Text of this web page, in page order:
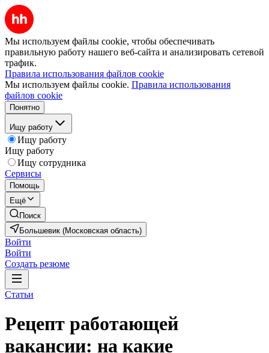
Мы используем файлы cookie, чтобы обеспечивать
правильную работу нашего веб-сайта и анализировать сетевой
трафик.
Правила использования файлов cookie
Мы используем файлы cookie. Правила использования
файлов cookie
Понятно
Ищу работу
Ищу работу
Ищу работу
Ищу сотрудника
Сервисы
Помощь
Ещё
Поиск
Большевик (Московская область)
Войти
Войти
Создать резюме
Статьи
Рецепт работающей
вакансии: на какие